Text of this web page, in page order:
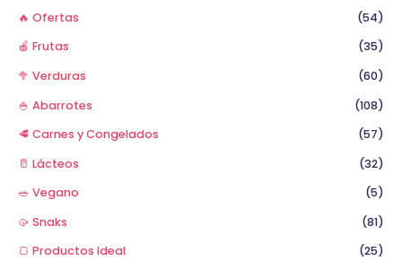
🔥 Ofertas
(54)
🍎 Frutas
(35)
🥦 Verduras
(60)
🍚 Abarrotes
(108)
🥩 Carnes y Congelados
(57)
🥛 Lácteos
(32)
🥗 Vegano
(5)
🥠 Snaks
(81)
🍞 Productos Ideal
(25)